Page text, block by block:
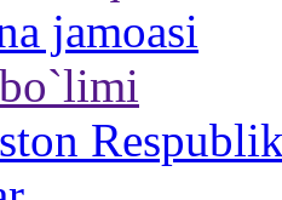
jamoasi